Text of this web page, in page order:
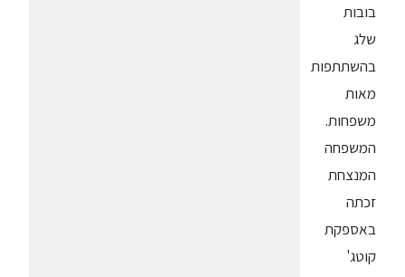
בובות
שלג
בהשתתפות
מאות
משפחות.
המשפחה
המנצחת
זכתה
באספקת
קוטג'